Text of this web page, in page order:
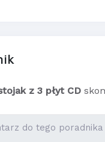
z 3 płyt CD